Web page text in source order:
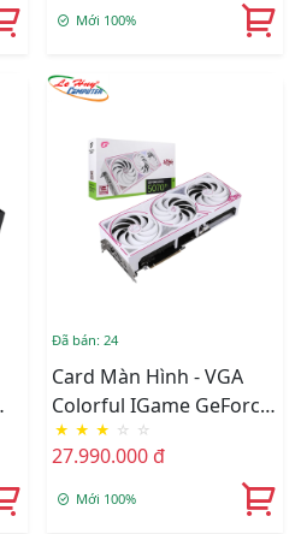
Mới 100%
Đã bán: 24
Card Màn Hình - VGA
Colorful IGame GeForce
RTX 5070 Ti Ultra W OC
16GB-V
★ ★ ★ ☆ ☆
27.990.000 đ
Mới 100%